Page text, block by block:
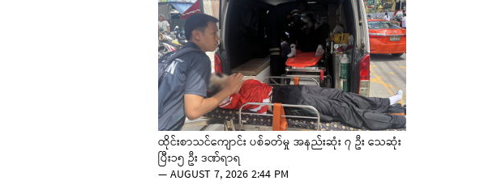
ထိုင်းစာသင်ကျောင်း ပစ်ခတ်မှု အနည်းဆုံး ၇ ဦး သေဆုံး
ပြီး၁၅ ဦး ဒဏ်ရာရ
—AUGUST 7, 2026 2:44 PM